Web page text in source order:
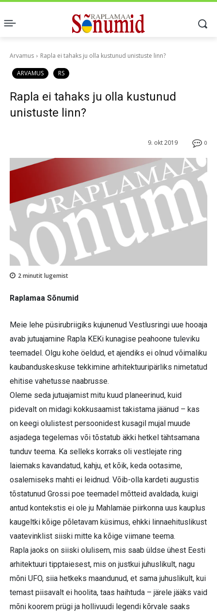
Arvamus Rapla ei tahaks ju olla kustunud unistuste linn?
ARVAMUS RS
Rapla ei tahaks ju olla kustunud
unistuste linn?
0
9. okt 2019
2minutit lugemist
Raplamaa Sõnumid
Meie lehe püsirubriigiks kujunenud Vestlusringi uue hooaja
avab jutuajamine Rapla KEKi kunagise peahoone tuleviku
teemadel. Olgu kohe öeldud, et ajendiks ei olnud võimaliku
kaubanduskeskuse tekkimine arhitektuuripärliks nimetatud
ehitise vahetusse naabrusse.
Oleme seda jutuajamist mitu kuud planeerinud, kuid
pidevalt on midagi kokkusaamist takistama jäänud – kas
on keegi olulistest persoonidest kusagil mujal muude
asjadega tegelemas või tõstatub äkki hetkel tähtsamana
tunduv teema. Ka selleks korraks oli vestlejate ring
laiemaks kavandatud, kahju, et kõik, keda ootasime,
osalemiseks mahti ei leidnud. Võib-olla kardeti augustis
tõstatunud Grossi poe teemadel mõtteid avaldada, kuigi
antud kontekstis ei ole ju Mahlamäe piirkonna uus kauplus
kaugeltki kõige põletavam küsimus, ehkki linnaehituslikust
vaatevinklist siiski mitte ka kõige viimane teema.
Rapla jaoks on siiski olulisem, mis saab üldse ühest Eesti
arhitektuuri tipptaiesest, mis on justkui juhuslikult, nagu
mõni UFO, siia hetkeks maandunud, et sama juhuslikult, kui
temast piisavalt ei hoolita, taas haihtuda – järele jääks vaid
mõni koorem prügi ja hollivuudi legendi kõrvale saaks